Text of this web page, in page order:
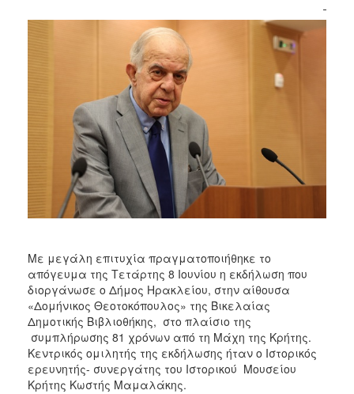
ΤΟΠΟΣ
ΠΟΛΙΤΙΣΜΟΣ
ΠΟΛΗΜε μεγάλη επιτυχία πραγματοποιήθηκε το
απόγευμα της Τετάρτης 8 Ιουνίου η εκδήλωση που
διοργάνωσε ο Δήμος Ηρακλείου, στην αίθουσα
«Δομήνικος Θεοτοκόπουλος» της Βικελαίας
Δημοτικής Βιβλιοθήκης, στο πλαίσιο της
συμπλήρωσης 81 χρόνων από τη Μάχη της Κρήτης.
Κεντρικός ομιλητής της εκδήλωσης ήταν ο Ιστορικός
ερευνητής- συνεργάτης του Ιστορικού Μουσείου
Κρήτης Κωστής Μαμαλάκης.